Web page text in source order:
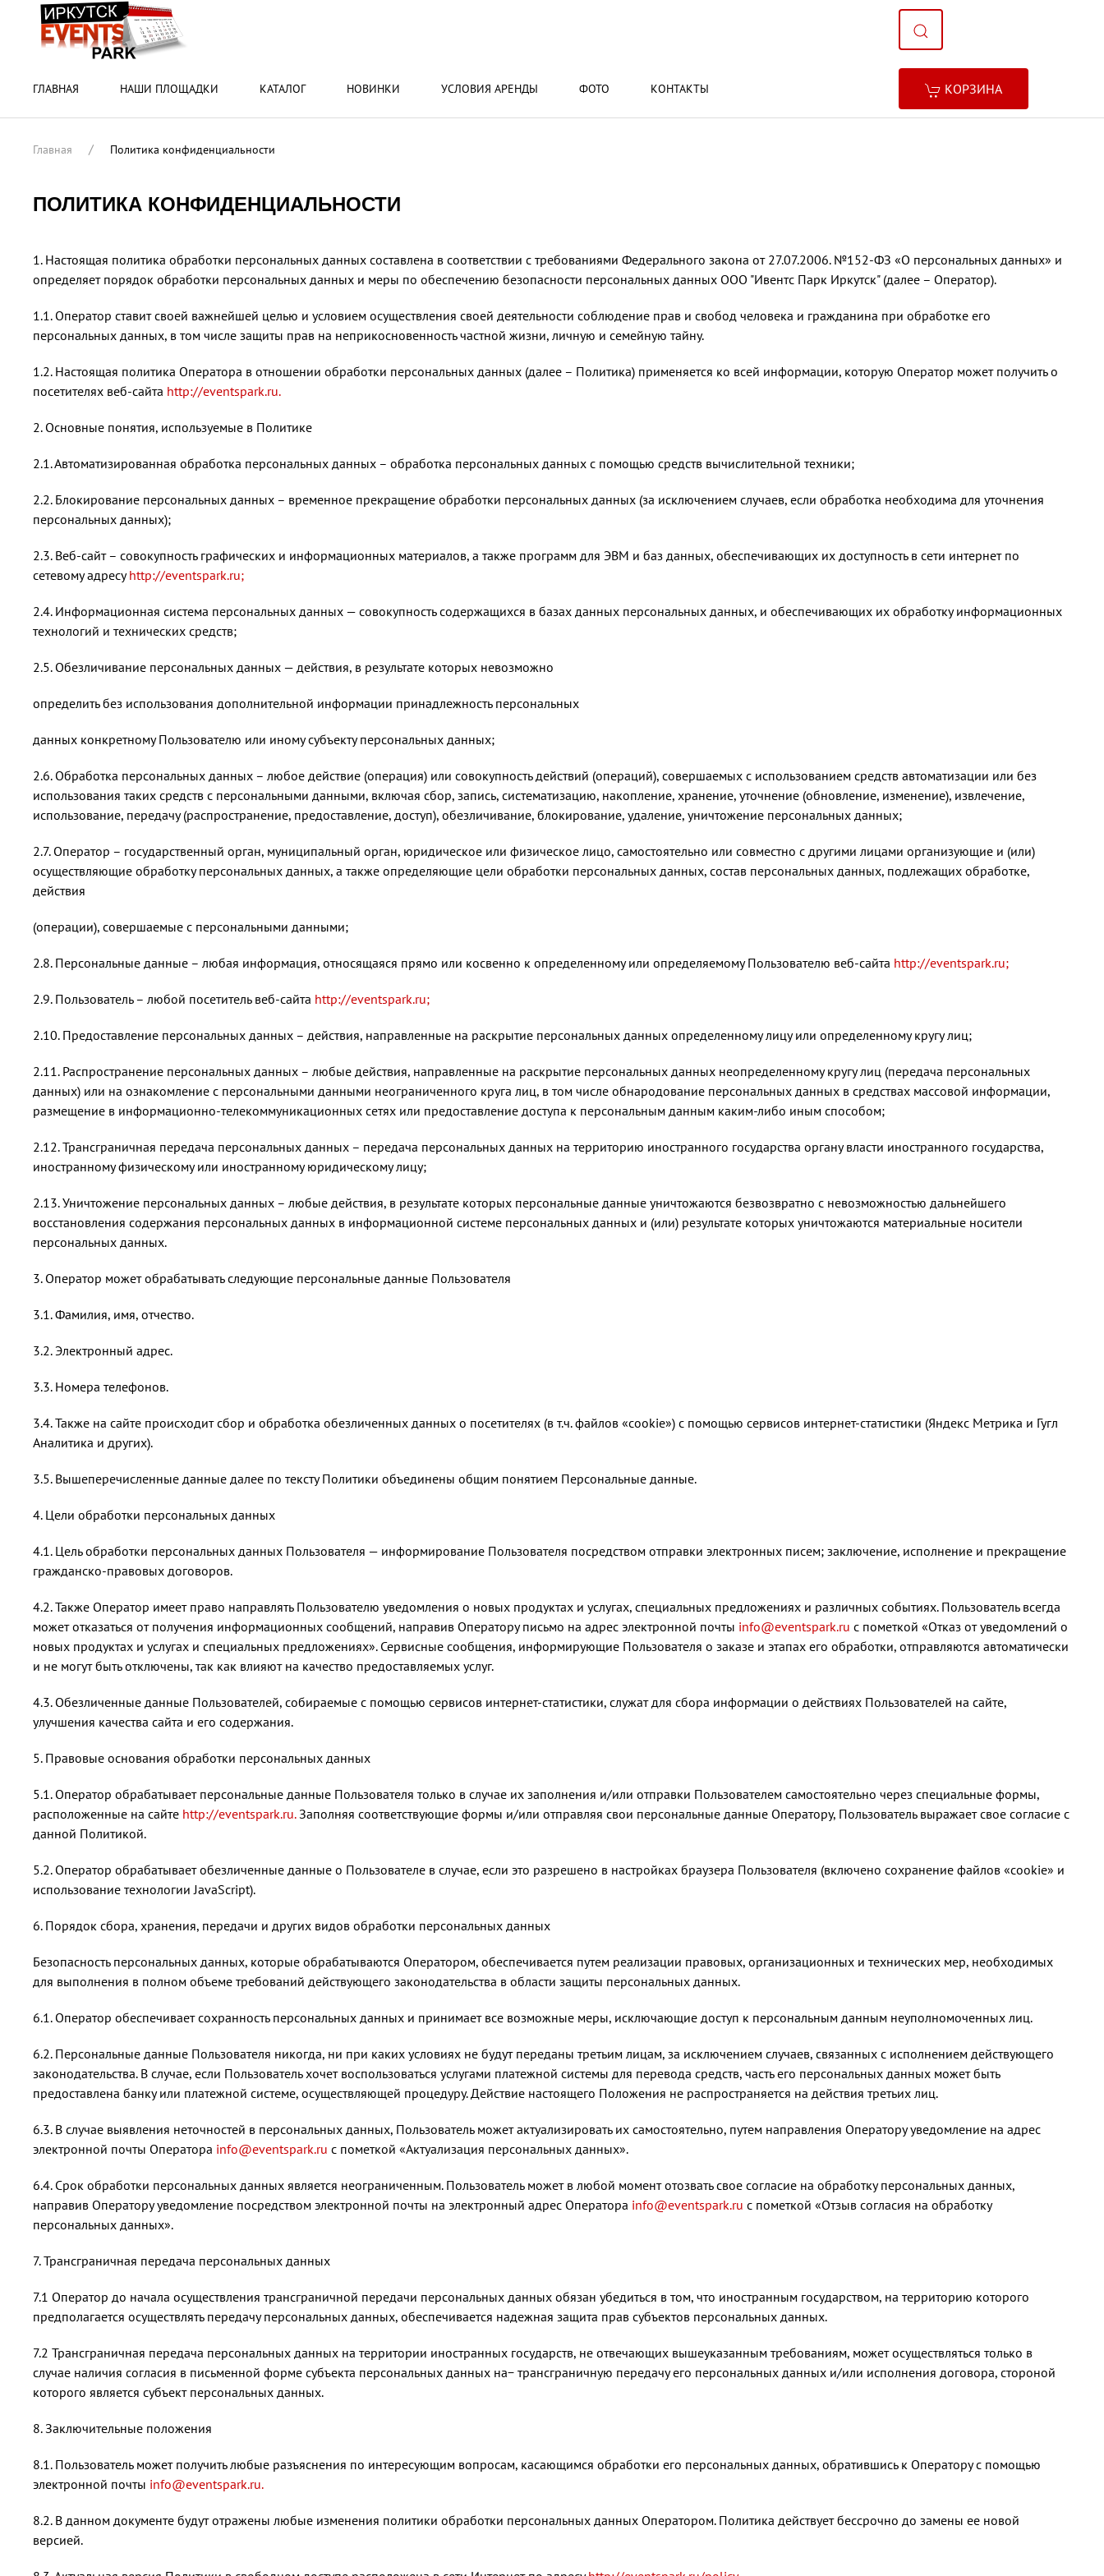
ГЛАВНАЯ НАШИ ПЛОЩАДКИ КАТАЛОГ НОВИНКИ УСЛОВИЯ АРЕНДЫ ФОТО КОНТАКТЫ КОРЗИНА
Главная Политика конфиденциальности
ПОЛИТИКА КОНФИДЕНЦИАЛЬНОСТИ
1. Настоящая политика обработки персональных данных составлена в соответствии с требованиями Федерального закона от 27.07.2006. №152-ФЗ «О персональных данных» и
определяет порядок обработки персональных данных и меры по обеспечению безопасности персональных данных ООО "Ивентс Парк Иркутск" (далее – Оператор).
1.1. Оператор ставит своей важнейшей целью и условием осуществления своей деятельности соблюдение прав и свобод человека и гражданина при обработке его
персональных данных, в том числе защиты прав на неприкосновенность частной жизни, личную и семейную тайну.
1.2. Настоящая политика Оператора в отношении обработки персональных данных (далее – Политика) применяется ко всей информации, которую Оператор может получить о
посетителях веб-сайта http://eventspark.ru.
2. Основные понятия, используемые в Политике
2.1. Автоматизированная обработка персональных данных – обработка персональных данных с помощью средств вычислительной техники;
2.2. Блокирование персональных данных – временное прекращение обработки персональных данных (за исключением случаев, если обработка необходима для уточнения
персональных данных);
2.3. Веб-сайт – совокупность графических и информационных материалов, а также программ для ЭВМ и баз данных, обеспечивающих их доступность в сети интернет по
сетевому адресуhttp://eventspark.ru;
2.4. Информационная система персональных данных — совокупность содержащихся в базах данных персональных данных, и обеспечивающих их обработку информационных
технологий и технических средств;
2.5. Обезличивание персональных данных — действия, в результате которых невозможно
определить без использования дополнительной информации принадлежность персональных
данных конкретному Пользователю или иному субъекту персональных данных;
2.6. Обработка персональных данных – любое действие (операция) или совокупность действий (операций), совершаемых с использованием средств автоматизации или без
использования таких средств с персональными данными, включая сбор, запись, систематизацию, накопление, хранение, уточнение (обновление, изменение), извлечение,
использование, передачу (распространение, предоставление, доступ), обезличивание, блокирование, удаление, уничтожение персональных данных;
2.7. Оператор – государственный орган, муниципальный орган, юридическое или физическое лицо, самостоятельно или совместно с другими лицами организующие и (или)
осуществляющие обработку персональных данных, а также определяющие цели обработки персональных данных, состав персональных данных, подлежащих обработке,
действия
(операции), совершаемые с персональными данными;
2.8. Персональные данные – любая информация, относящаяся прямо или косвенно к определенному или определяемому Пользователю веб-сайта http://eventspark.ru;
2.9. Пользователь – любой посетитель веб-сайта http://eventspark.ru;
2.10. Предоставление персональных данных – действия, направленные на раскрытие персональных данных определенному лицу или определенному кругу лиц;
2.11. Распространение персональных данных – любые действия, направленные на раскрытие персональных данных неопределенному кругу лиц (передача персональных
данных) или на ознакомление с персональными данными неограниченного круга лиц, в том числе обнародование персональных данных в средствах массовой информации,
размещение в информационно-телекоммуникационных сетях или предоставление доступа к персональным данным каким-либо иным способом;
2.12. Трансграничная передача персональных данных – передача персональных данных на территорию иностранного государства органу власти иностранного государства,
иностранному физическому или иностранному юридическому лицу;
2.13. Уничтожение персональных данных – любые действия, в результате которых персональные данные уничтожаются безвозвратно с невозможностью дальнейшего
восстановления содержания персональных данных в информационной системе персональных данных и (или) результате которых уничтожаются материальные носители
персональных данных.
3. Оператор может обрабатывать следующие персональные данные Пользователя
3.1. Фамилия, имя, отчество.
3.2. Электронный адрес.
3.3. Номера телефонов.
3.4. Также на сайте происходит сбор и обработка обезличенных данных о посетителях (в т.ч. файлов «cookie») с помощью сервисов интернет-статистики (Яндекс Метрика и Гугл
Аналитика и других).
3.5. Вышеперечисленные данные далее по тексту Политики объединены общим понятием Персональные данные.
4. Цели обработки персональных данных
4.1. Цель обработки персональных данных Пользователя — информирование Пользователя посредством отправки электронных писем; заключение, исполнение и прекращение
гражданско-правовых договоров.
4.2. Также Оператор имеет право направлять Пользователю уведомления о новых продуктах и услугах, специальных предложениях и различных событиях. Пользователь всегда
может отказаться от получения информационных сообщений, направив Оператору письмо на адрес электронной почты info@eventspark.ru с пометкой «Отказ от уведомлений о
новых продуктах и услугах и специальных предложениях». Сервисные сообщения, информирующие Пользователя о заказе и этапах его обработки, отправляются автоматически
и не могут быть отключены, так как влияют на качество предоставляемых услуг.
4.3. Обезличенные данные Пользователей, собираемые с помощью сервисов интернет-статистики, служат для сбора информации о действиях Пользователей на сайте,
улучшения качества сайта и его содержания.
5. Правовые основания обработки персональных данных
5.1. Оператор обрабатывает персональные данные Пользователя только в случае их заполнения и/или отправки Пользователем самостоятельно через специальные формы,
расположенные на сайте http://eventspark.ru.Заполняя соответствующие формы и/или отправляя свои персональные данные Оператору, Пользователь выражает свое согласие с
данной Политикой.
5.2. Оператор обрабатывает обезличенные данные о Пользователе в случае, если это разрешено в настройках браузера Пользователя (включено сохранение файлов «cookie» и
использование технологии JavaScript).
6. Порядок сбора, хранения, передачи и других видов обработки персональных данных
Безопасность персональных данных, которые обрабатываются Оператором, обеспечивается путем реализации правовых, организационных и технических мер, необходимых
для выполнения в полном объеме требований действующего законодательства в области защиты персональных данных.
6.1. Оператор обеспечивает сохранность персональных данных и принимает все возможные меры, исключающие доступ к персональным данным неуполномоченных лиц.
6.2. Персональные данные Пользователя никогда, ни при каких условиях не будут переданы третьим лицам, за исключением случаев, связанных с исполнением действующего
законодательства. В случае, если Пользователь хочет воспользоваться услугами платежной системы для перевода средств, часть его персональных данных может быть
предоставлена банку или платежной системе, осуществляющей процедуру. Действие настоящего Положения не распространяется на действия третьих лиц.
6.3. В случае выявления неточностей в персональных данных, Пользователь может актуализировать их самостоятельно, путем направления Оператору уведомление на адрес
электронной почты Оператора info@eventspark.ru с пометкой «Актуализация персональных данных».
6.4. Срок обработки персональных данных является неограниченным. Пользователь может в любой момент отозвать свое согласие на обработку персональных данных,
направив Оператору уведомление посредством электронной почты на электронный адрес Оператора info@eventspark.ru с пометкой «Отзыв согласия на обработку
персональных данных».
7. Трансграничная передача персональных данных
7.1 Оператор до начала осуществления трансграничной передачи персональных данных обязан убедиться в том, что иностранным государством, на территорию которого
предполагается осуществлять передачу персональных данных, обеспечивается надежная защита прав субъектов персональных данных.
7.2 Трансграничная передача персональных данных на территории иностранных государств, не отвечающих вышеуказанным требованиям, может осуществляться только в
случае наличия согласия в письменной форме субъекта персональных данных на− трансграничную передачу его персональных данных и/или исполнения договора, стороной
которого является субъект персональных данных.
8. Заключительные положения
8.1. Пользователь может получить любые разъяснения по интересующим вопросам, касающимся обработки его персональных данных, обратившись к Оператору с помощью
электронной почты info@eventspark.ru.
8.2. В данном документе будут отражены любые изменения политики обработки персональных данных Оператором. Политика действует бессрочно до замены ее новой
версией.